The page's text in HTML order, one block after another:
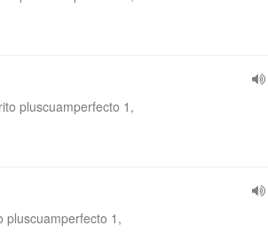
pluscuamperfecto 1,
pluscuamperfecto 1,